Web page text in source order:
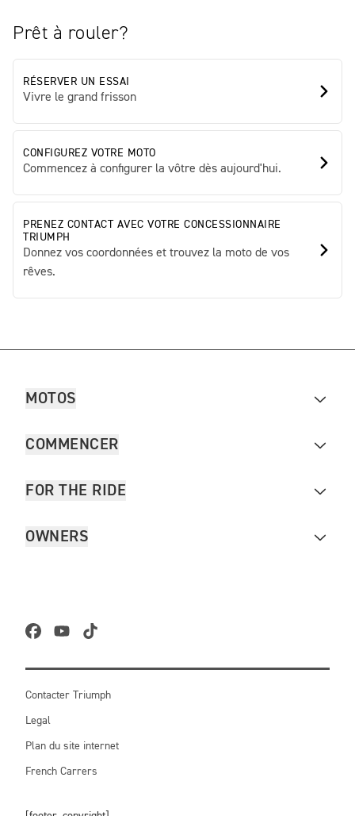
Prêt à rouler?
RÉSERVER UN ESSAI
Vivre le grand frisson
CONFIGUREZ VOTRE MOTO
Commencez à configurer la vôtre dès aujourd'hui.
PRENEZ CONTACT AVEC VOTRE CONCESSIONNAIRE
TRIUMPH
Donnez vos coordonnées et trouvez la moto de vos
rêves.
MOTOS
COMMENCER
FOR THE RIDE
OWNERS
Contacter Triumph
Legal
Plan du site internet
French Carrers